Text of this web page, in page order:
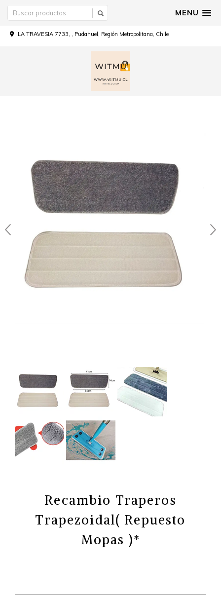
MENU
LA TRAVESIA 7733, , Pudahuel, Región Metropolitana, Chile
Recambio Traperos
Trapezoidal( Repuesto
Mopas )*